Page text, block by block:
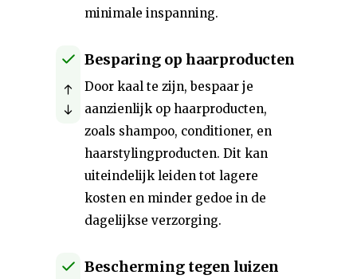
minimale inspanning.
Besparing op haarproducten
Door kaal te zijn, bespaar je
aanzienlijk op haarproducten,
zoals shampoo, conditioner, en
haarstylingproducten. Dit kan
uiteindelijk leiden tot lagere
kosten en minder gedoe in de
dagelijkse verzorging.
Bescherming tegen luizen